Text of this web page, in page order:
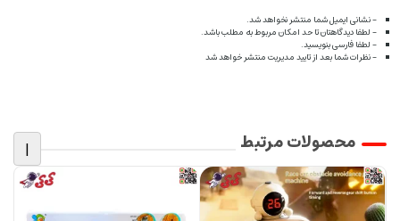
- نشانی ایمیل شما منتشر نخواهد شد.
- لطفا دیدگاهتان تا حد امکان مربوط به مطلب باشد.
- لطفا فارسی بنویسید.
- نظرات شما بعد از تایید مدیریت منتشر خواهد شد
محصولات مرتبط |